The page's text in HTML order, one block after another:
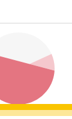
eventos